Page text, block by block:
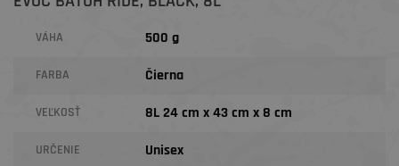
VÁHA 500 g
FARBA Čierna
VEĽKOSŤ 8L 24 cm x 43 cm x 8 cm
URČENIE Unisex